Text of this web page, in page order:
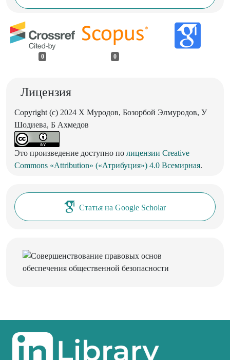
0 0
Лицензия
Copyright (c) 2024 Х Муродов, Бозорбой Элмуродов, У
Шодиева, Б Ахмедов
Это произведение доступно по лицензии Creative
Commons «Attribution» («Атрибуция») 4.0 Всемирная.
Статья на Google Scholar